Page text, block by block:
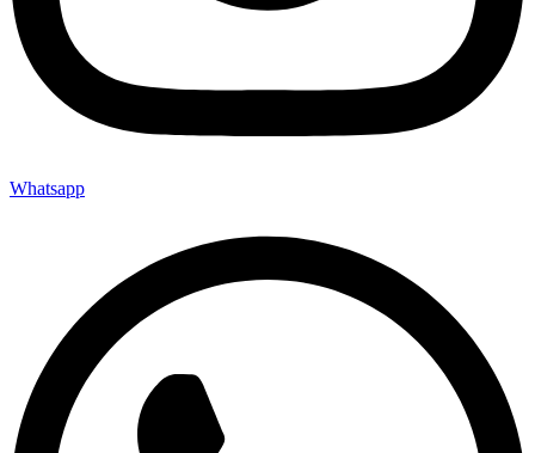
Whatsapp